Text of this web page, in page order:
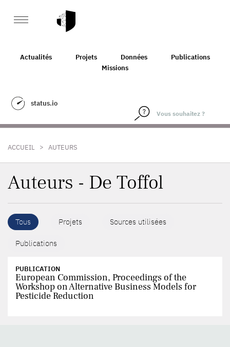
Actualités Projets Données
Publications
Missions
status.io
ACCUEIL > AUTEURS
Auteurs - De Toffol
Tous Projets Sources utilisées
Publications
PUBLICATION
European Commission, Proceedings of the
Workshop on Alternative Business Models for
Pesticide Reduction